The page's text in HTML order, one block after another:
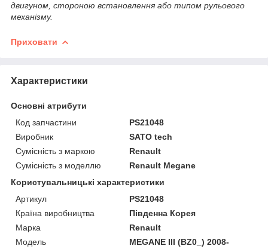
двигуном, стороною встановлення або типом рульового
механізму.
Приховати
Характеристики
Основні атрибути
Код запчастини
PS21048
Виробник
SATO tech
Сумісність з маркою
Renault
Сумісність з моделлю
Renault Megane
Користувальницькі характеристики
Артикул
PS21048
Країна виробництва
Південна Корея
Марка
Renault
Мoдель
MEGANE III (BZ0_) 2008-